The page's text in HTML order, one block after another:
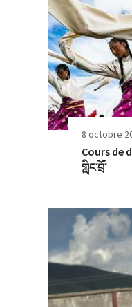
8 octobre
Cours de
གླིང་བྲོ་